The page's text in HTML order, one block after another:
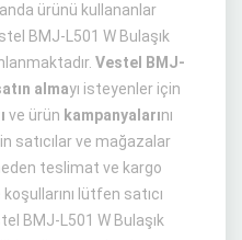
ürünü kullananlar
BMJ-L501 W Bulaşık
Vestel BMJ-
almayı isteyenler için
ve ürün kampanyalarını
satıcılar ve mağazalar
teslimat ve kargo
lütfen satıcı
BMJ-L501 W Bulaşık